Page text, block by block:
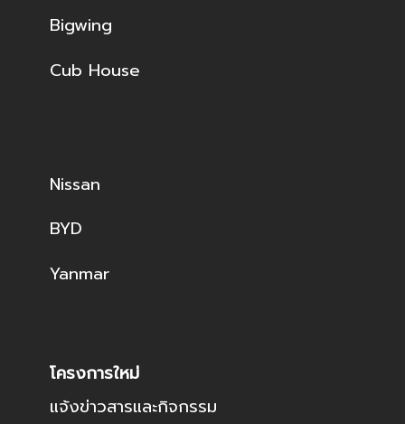
Bigwing
Cub House
Nissan
BYD
Yanmar
โครงการใหม่
แจ้งข่าวสารและกิจกรรม